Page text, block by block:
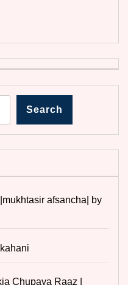
Search
afsancha| by
Chupaya Raaz |